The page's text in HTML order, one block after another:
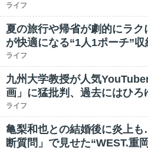
ライフ
夏の旅行や帰省が劇的にラ
が快適になる“1人1ポーチ”収
ライフ
九州大学教授が人気
画」に猛批判、過去にはひ
ライフ
亀梨和也との結婚後に炎上
断質問」で見せた“WEST.重